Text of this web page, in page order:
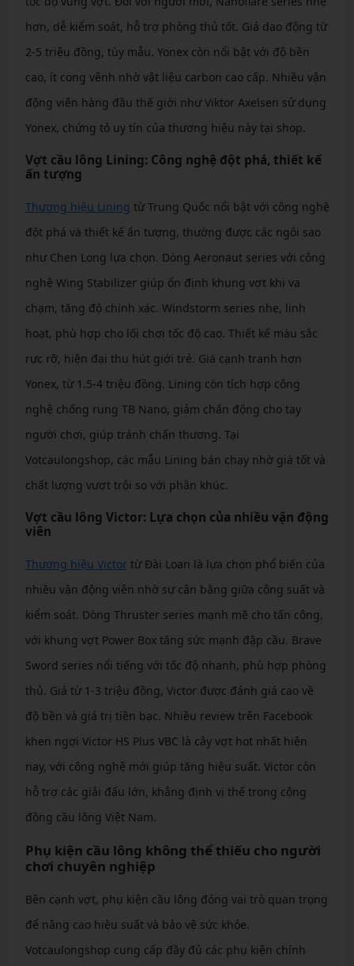
hơn, dễ kiểm soát, hỗ trợ phòng thủ tốt. Giá dao động từ
2-5 triệu đồng, tùy mẫu. Yonex còn nổi bật với độ bền
cao, ít cong vênh nhờ vật liệu carbon cao cấp. Nhiều vận
động viên hàng đầu thế giới như Viktor Axelsen sử dụng
Yonex, chứng tỏ uy tín của thương hiệu này tại shop.
Vợt cầu lông Lining: Công nghệ đột phá, thiết kế
ấn tượng
Thương hiệu Lining từ Trung Quốc nổi bật với công nghệ
đột phá và thiết kế ấn tượng, thường được các ngôi sao
như Chen Long lựa chọn. Dòng Aeronaut series với công
nghệ Wing Stabilizer giúp ổn định khung vợt khi va
chạm, tăng độ chính xác. Windstorm series nhẹ, linh
hoạt, phù hợp cho lối chơi tốc độ cao. Thiết kế màu sắc
rực rỡ, hiện đại thu hút giới trẻ. Giá cạnh tranh hơn
Yonex, từ 1.5-4 triệu đồng. Lining còn tích hợp công
nghệ chống rung TB Nano, giảm chấn động cho tay
người chơi, giúp tránh chấn thương. Tại
Votcaulongshop, các mẫu Lining bán chạy nhờ giá tốt và
chất lượng vượt trội so với phân khúc.
Vợt cầu lông Victor: Lựa chọn của nhiều vận động
viên
Thương hiệu Victortừ Đài Loan là lựa chọn phổ biến của
nhiều vận động viên nhờ sự cân bằng giữa công suất và
kiểm soát. Dòng Thruster series mạnh mẽ cho tấn công,
với khung vợt Power Box tăng sức mạnh đập cầu. Brave
Sword series nổi tiếng với tốc độ nhanh, phù hợp phòng
thủ. Giá từ 1-3 triệu đồng, Victor được đánh giá cao về
độ bền và giá trị tiền bạc. Nhiều review trên Facebook
khen ngợi Victor HS Plus VBC là cây vợt hot nhất hiện
nay, với công nghệ mới giúp tăng hiệu suất. Victor còn
hỗ trợ các giải đấu lớn, khẳng định vị thế trong cộng
đồng cầu lông Việt Nam.
Phụ kiện cầu lông không thể thiếu cho người
chơi chuyên nghiệp
Bên cạnh vợt, phụ kiện cầu lông đóng vai trò quan trọng
để nâng cao hiệu suất và bảo vệ sức khỏe.
Votcaulongshop cung cấp đầy đủ các phụ kiện chính